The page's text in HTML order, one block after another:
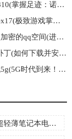
诺基亚7310(掌握足迹：诺基亚7310的历史、特点与演变)
alienwarex17(极致游戏掌控力，全面解析AlienwareX17！)
怎么进入加密的qq空间(进入加密的QQ空间方法大全)
vistasp2补丁(如何下载并安装VistaSP2补丁？)
新出手机5g(5G时代到来！全新智能手机横空出世！)
12寸超薄笔记本(超轻薄影笔记本：12英寸超轻薄笔记本电脑推荐)